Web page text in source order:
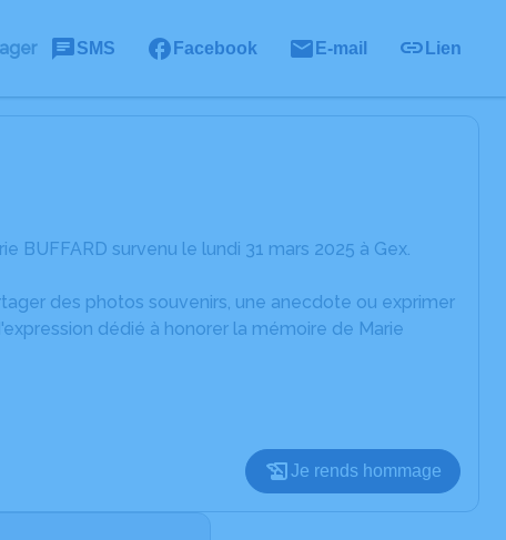
SMS Facebook E-mail Lien
BUFFARD survenu le lundi 31 mars 2025 à Gex.
des photos souvenirs, une anecdote ou exprimer
dédié à honorer la mémoire de Marie
Je rends hommage